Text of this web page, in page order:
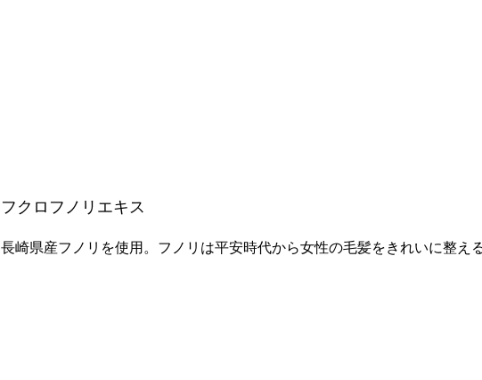
フクロフノリエキス
長崎県産フノリを使用。フノリは平安時代から女性の毛髪をきれいに整え